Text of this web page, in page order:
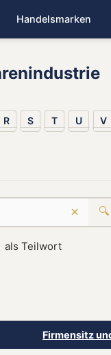
Handelsmarken
R S T U V
× 🔍
als Teilwort
Firmensitz